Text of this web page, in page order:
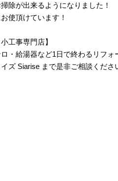
除が出来るようになりました！
使頂けています！
工事専門店】
・給湯器など1日で終わるリフォ
ズ Siarise まで是非ご相談くださ